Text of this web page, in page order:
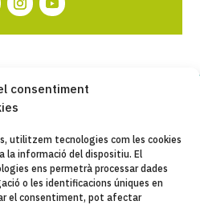
consentiment
utilitzem tecnologies com les cookies
la informació del dispositiu. El
ens permetrà processar dades
o les identificacions úniques en
el consentiment, pot afectar
Itaka-Escolapios
LEGAL
DE PRIVACITAT